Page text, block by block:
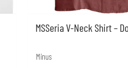
MSSeria V-Neck Shirt –
Minus